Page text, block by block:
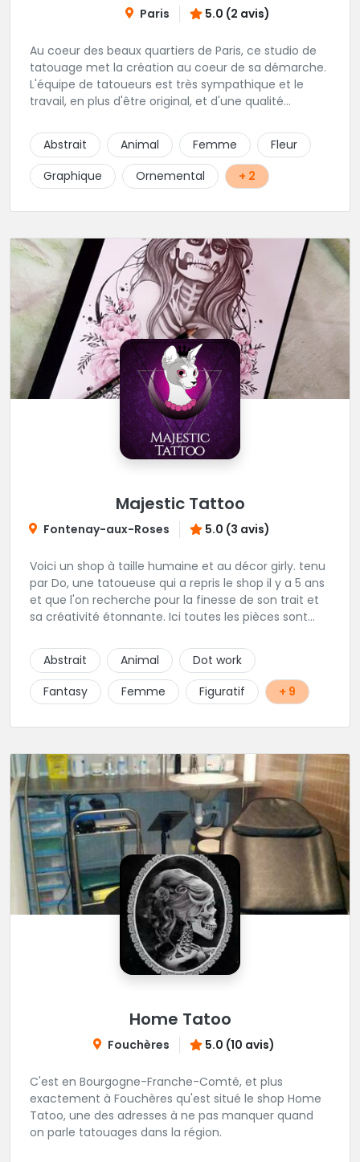
Paris 5.0 (2 avis)
Au coeur des beaux quartiers de Paris, ce studio de
tatouage met la création au coeur de sa démarche.
L'équipe de tatoueurs est très sympathique et le
travail, en plus d'être original, et d'une qualité
également proposé. Une adresse de premier choix!
Abstrait Animal Femme
Fleur
Graphique
Ornemental + 2
Majestic Tattoo
Fontenay-aux-Roses 5.0 (3 avis)
Voici un shop à taille humaine et au décor girly. tenu
par Do, une tatoueuse qui a repris le shop il y a 5 ans
et que l'on recherche pour la finesse de son trait et
sa créativité étonnante. Ici toutes les pièces sont
client. Les séances de tatouage se font en musique
et dans une ambiance décontractée.
Abstrait Animal
Dot work
Fantasy
Femme Figuratif + 9
Home Tatoo
Fouchères 5.0 (10 avis)
C'est en Bourgogne-Franche-Comté, et plus
exactement à Fouchères qu'est situé le shop Home
Tatoo, une des adresses à ne pas manquer quand
on parle tatouages dans la région.